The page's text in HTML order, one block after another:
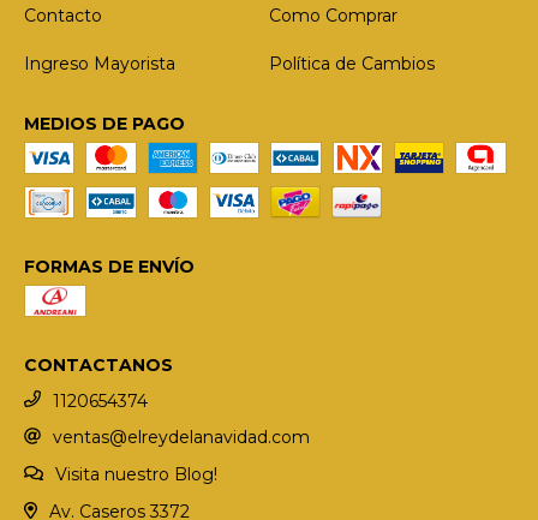
Contacto Como Comprar
Ingreso Mayorista Política de Cambios
MEDIOS DE PAGO
FORMAS DE ENVÍO
CONTACTANOS
1120654374
ventas@elreydelanavidad.com
Visita nuestro Blog!
Av. Caseros 3372